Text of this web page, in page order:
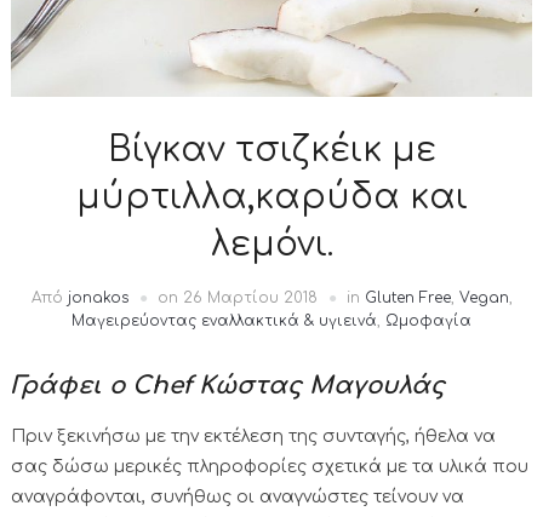
Βίγκαν τσιζκέικ με
μύρτιλλα,καρύδα και
λεμόνι.
Από jonakos on 26 Μαρτίου 2018 in Gluten Free, Vegan,
Μαγειρεύοντας εναλλακτικά & υγιεινά, Ωμοφαγία
Γράφει ο Chef Κώστας Μαγουλάς
Πριν ξεκινήσω με την εκτέλεση της συνταγής, ήθελα να
σας δώσω μερικές πληροφορίες σχετικά με τα υλικά που
αναγράφονται, συνήθως οι αναγνώστες τείνουν να